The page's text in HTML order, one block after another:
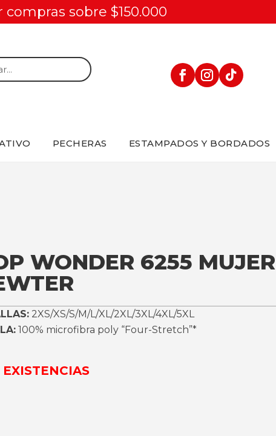
sobre $150.000
PECHERAS ESTAMPADOS Y BORDADOS
WONDER 6255 MUJER
2XS/XS/S/M/L/XL/2XL/3XL/4XL/5XL
100% microfibra poly “Four-Stretch”*